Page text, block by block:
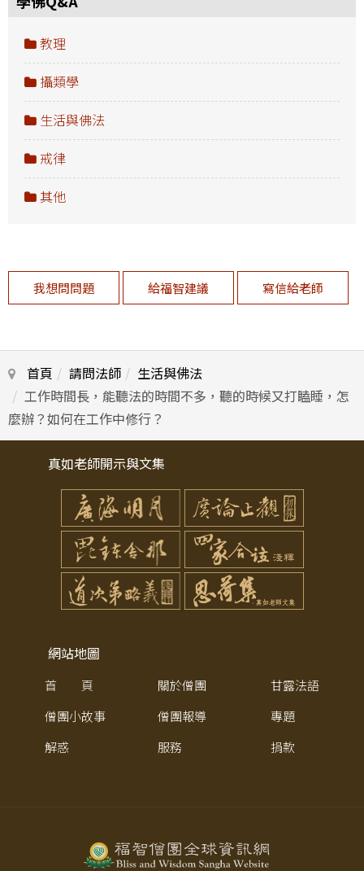
教理
攝類學
生活與佛法
戒律
其他
我想問問題 給福智建議 寫信給老師
首頁 請問法師
生活與佛法
工作時間長，能聽法的時間不多，聽的時候又打瞌睡，怎
麼辦？如何在工作中修行？
真如老師開示與文集
網站地圖
首 頁 關於僧團
甘露法語
僧團小故事
僧團報導
專題
解惑
服務 捐款